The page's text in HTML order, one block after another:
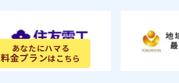
あなたにハマる
料金プランはこちら